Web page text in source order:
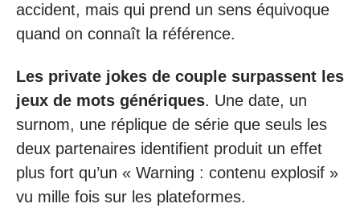
accident, mais qui prend un sens équivoque
quand on connaît la référence.
Les private jokes de couple surpassent les
jeux de mots génériques. Une date, un
surnom, une réplique de série que seuls les
deux partenaires identifient produit un effet
plus fort qu’un « Warning : contenu explosif »
vu mille fois sur les plateformes.